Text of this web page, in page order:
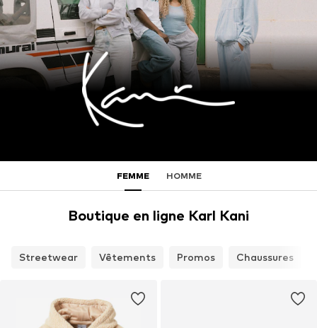
FEMME HOMME
Boutique en ligne Karl Kani
Streetwear Vêtements Promos Chaussures